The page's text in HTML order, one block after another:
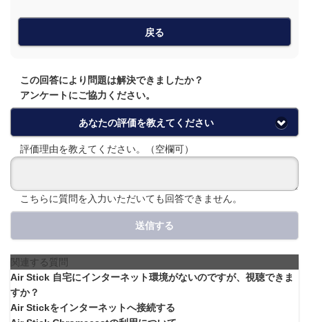
戻る
この回答により問題は解決できましたか？
アンケートにご協力ください。
あなたの評価を教えてください
評価理由を教えてください。（空欄可）
こちらに質問を入力いただいても回答できません。
送信する
関連する質問
Air Stick 自宅にインターネット環境がないのですが、視聴できま
すか？
Air Stickをインターネットへ接続する